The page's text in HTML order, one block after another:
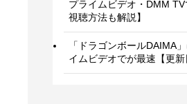
プライムビデオ・DMM
視聴方法も解説】
「ドラゴンボールDAIMA
イムビデオでが最速【更新